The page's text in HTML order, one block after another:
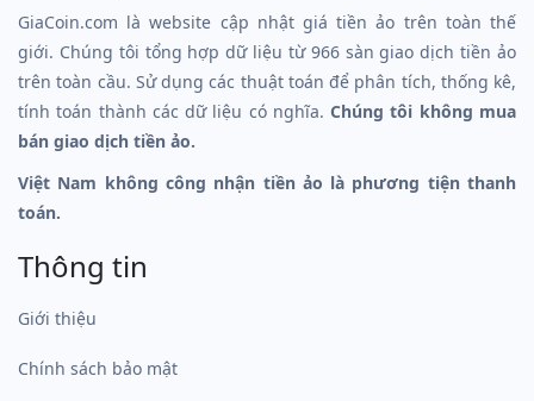
GiaCoin.com là website cập nhật giá tiền ảo trên toàn thế
giới. Chúng tôi tổng hợp dữ liệu từ 966 sàn giao dịch tiền ảo
trên toàn cầu. Sử dụng các thuật toán để phân tích, thống kê,
tính toán thành các dữ liệu có nghĩa.Chúng tôi không mua
bán giao dịch tiền ảo.
Việt Nam không công nhận tiền ảo là phương tiện thanh
toán.
Thông tin
Giới thiệu
Chính sách bảo mật